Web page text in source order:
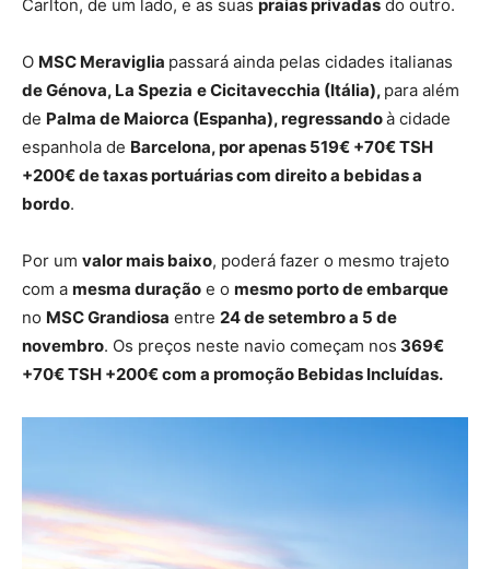
Carlton, de um lado, e as suas praias privadas do outro.
O MSC Meraviglia passará ainda pelas cidades italianas
de Génova, La Spezia e Cicitavecchia (Itália), para além
de Palma de Maiorca (Espanha), regressandoà cidade
espanhola de Barcelona, por apenas 519€ +70€ TSH
+200€ de taxas portuárias com direito a bebidas a
bordo.
Por um valor mais baixo, poderá fazer o mesmo trajeto
com a mesma duração e o mesmo porto de embarque
no MSC Grandiosa entre 24 de setembro a 5 de
novembro. Os preços neste navio começam nos 369€
+70€ TSH +200€ com a promoção Bebidas Incluídas.